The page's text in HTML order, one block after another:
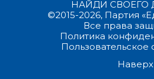
НАЙДИ СВОЕГО
©2015-2026, Партия
Все права
Политика
Пользовательское
Наверх